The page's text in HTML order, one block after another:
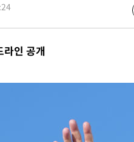
능성도
, 방화선 일부 구축
욕증시 혼조 마감 다우
린 6296.38 마감
달 충돌 흔적 포착
차기 끝 과달라하라 격파
라인 공개